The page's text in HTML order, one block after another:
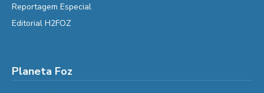
Reportagem Especial
Editorial H2FOZ
Planeta Foz